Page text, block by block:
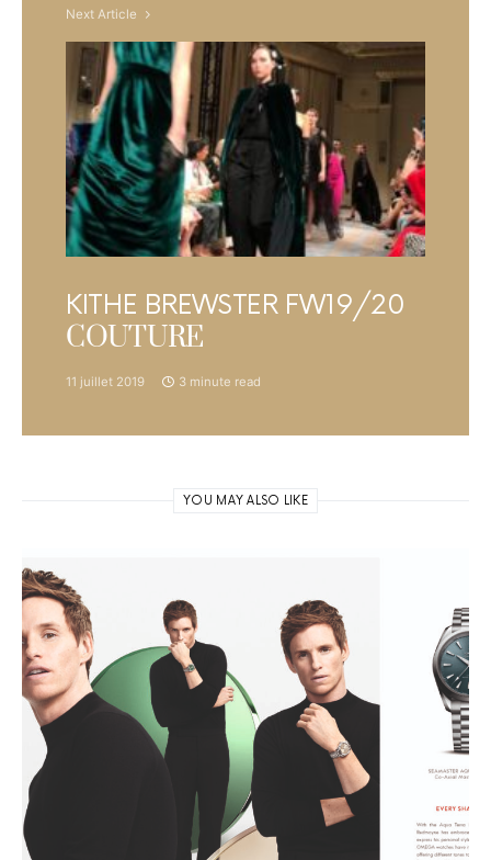
Next Article
KITHE BREWSTER FW19/20
COUTURE
11 juillet 2019 3 minute read
YOU MAY ALSO LIKE